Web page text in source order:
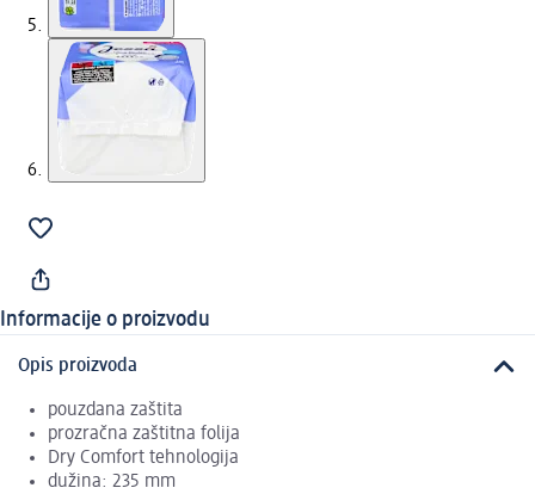
Informacije o proizvodu
Opis proizvoda
pouzdana zaštita
prozračna zaštitna folija
Dry Comfort tehnologija
dužina: 235 mm